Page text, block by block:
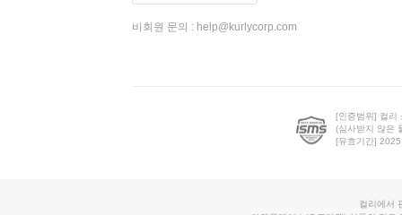
비회원 문의 : help@kurlycorp.com
[인증범위] 컬리
(심사받지 않은
[유효기간]
컬리에서